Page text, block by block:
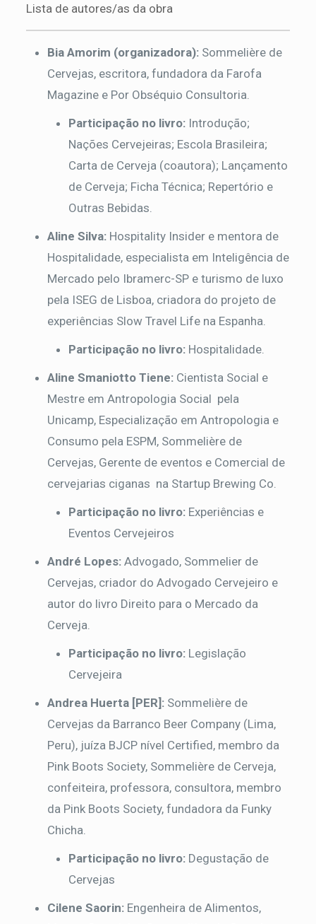
Lista de autores/as da obra
Bia Amorim (organizadora): Sommelière de
Cervejas, escritora, fundadora da Farofa
Magazine e Por Obséquio Consultoria.
Participação no livro:Introdução;
Nações Cervejeiras; Escola Brasileira;
Carta de Cerveja (coautora); Lançamento
de Cerveja; Ficha Técnica; Repertório e
Outras Bebidas.
Aline Silva:Hospitality Insider e mentora de
Hospitalidade, especialista em Inteligência de
Mercado pelo Ibramerc-SP e turismo de luxo
pela ISEG de Lisboa, criadora do projeto de
experiências Slow Travel Life na Espanha.
Participação no livro:Hospitalidade.
Aline Smaniotto Tiene: Cientista Social e
Mestre em Antropologia Social pela
Unicamp, Especialização em Antropologia e
Consumo pela ESPM, Sommelière de
Cervejas, Gerente de eventos e Comercial de
cervejarias ciganas na Startup Brewing Co.
Participação no livro: Experiências e
Eventos Cervejeiros
André Lopes:Advogado, Sommelier de
Cervejas, criador do Advogado Cervejeiro e
autor do livro Direito para o Mercado da
Cerveja.
Participação no livro:Legislação
Cervejeira
Andrea Huerta [PER]:Sommelière de
Cervejas da Barranco Beer Company (Lima,
Peru), juíza BJCP nível Certified, membro da
Pink Boots Society, Sommelière de Cerveja,
confeiteira, professora, consultora, membro
da Pink Boots Society, fundadora da Funky
Chicha.
Participação no livro:Degustação de
Cervejas
Cilene Saorin:Engenheira de Alimentos,